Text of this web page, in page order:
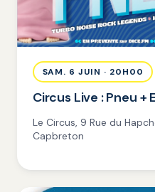
SAM. 6 JUIN · 20H00
Circus Live : Pneu +
Le Circus, 9 Rue du
Capbreton